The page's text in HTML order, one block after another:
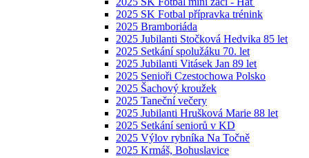
2025 SK Fotbal přípravka trénink
2025 Bramboriáda
2025 Jubilanti Stočková Hedvika 85 let
2025 Setkání spolužáku 70. let
2025 Jubilanti Vitásek Jan 89 let
2025 Senioři Czestochowa Polsko
2025 Šachový kroužek
2025 Taneční večery
2025 Jubilanti Hrušková Marie 88 let
2025 Setkání seniorů v KD
2025 Výlov rybníka Na Točně
2025 Krmáš, Bohuslavice